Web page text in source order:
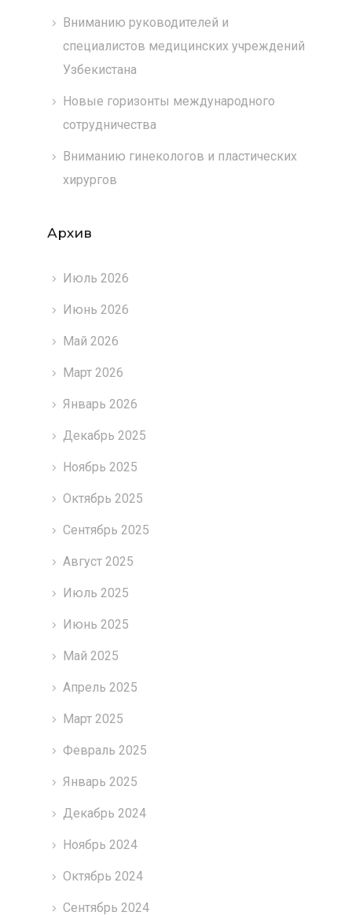
Вниманию руководителей и
специалистов медицинских учреждений
Узбекистана
Новые горизонты международного
сотрудничества
Вниманию гинекологов и пластических
хирургов
Архив
Июль 2026
Июнь 2026
Май 2026
Март 2026
Январь 2026
Декабрь 2025
Ноябрь 2025
Октябрь 2025
Сентябрь 2025
Август 2025
Июль 2025
Июнь 2025
Май 2025
Апрель 2025
Март 2025
Февраль 2025
Январь 2025
Декабрь 2024
Ноябрь 2024
Октябрь 2024
Сентябрь 2024